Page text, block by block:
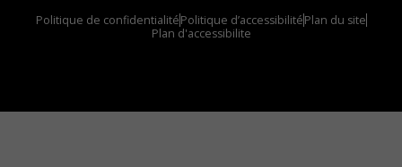
Politique de confidentialitéPolitique d’accessibilitéPlan du site
Plan d'accessibilite